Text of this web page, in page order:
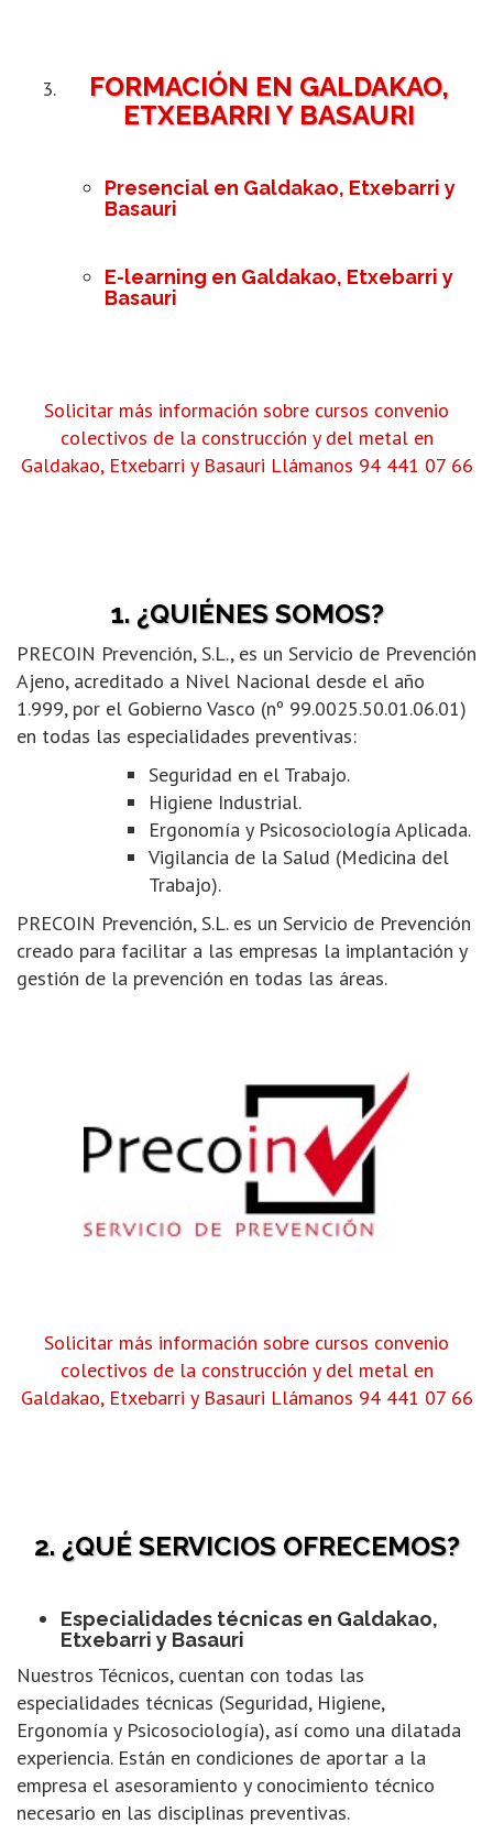
FORMACIÓN EN GALDAKAO,
ETXEBARRI Y BASAURI
Presencial en Galdakao, Etxebarri y
Basauri
E-learning en Galdakao, Etxebarri y
Basauri
Solicitar más información sobre cursos convenio
colectivos de la construcción y del metal en
Galdakao, Etxebarri y Basauri Llámanos 94 441 07 66
1. ¿QUIÉNES SOMOS?
PRECOIN Prevención, S.L., es un Servicio de Prevención
Ajeno, acreditado a Nivel Nacional desde el año
1.999, por el Gobierno Vasco (nº 99.0025.50.01.06.01)
en todas las especialidades preventivas:
Seguridad en el Trabajo.
Higiene Industrial.
Ergonomía y Psicosociología Aplicada.
Vigilancia de la Salud (Medicina del
Trabajo).
PRECOIN Prevención, S.L. es un Servicio de Prevención
creado para facilitar a las empresas la implantación y
gestión de la prevención en todas las áreas.
Solicitar más información sobre cursos convenio
colectivos de la construcción y del metal en
Galdakao, Etxebarri y Basauri Llámanos 94 441 07 66
2. ¿QUÉ SERVICIOS OFRECEMOS?
Especialidades técnicas en Galdakao,
Etxebarri y Basauri
Nuestros Técnicos, cuentan con todas las
especialidades técnicas (Seguridad, Higiene,
Ergonomía y Psicosociología), así como una dilatada
experiencia. Están en condiciones de aportar a la
empresa el asesoramiento y conocimiento técnico
necesario en las disciplinas preventivas.